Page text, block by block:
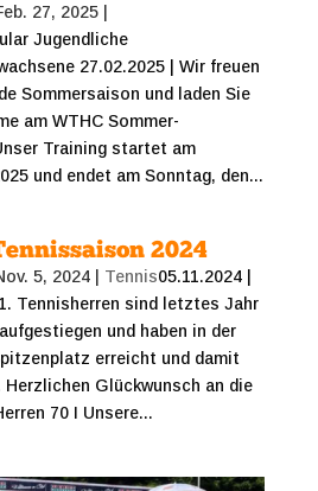
27, 2025|
Jugendliche
27.02.2025 | Wir freuen
Sommersaison und laden Sie
am WTHC Sommer-
Training startet am
und endet am Sonntag, den...
2024
5, 2024| Tennis05.11.2024 |
Tennisherren sind letztes Jahr
und haben in der
erreicht und damit
Glückwunsch an die
70 I Unsere...